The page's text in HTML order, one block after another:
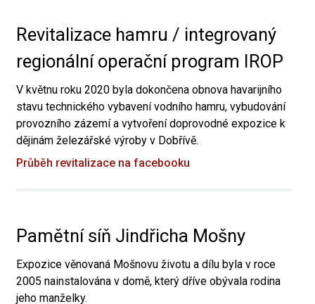
Revitalizace hamru / integrovaný
regionální operační program IROP
V květnu roku 2020 byla dokončena obnova havarijního
stavu technického vybavení vodního hamru, vybudování
provozního zázemí a vytvoření doprovodné expozice k
dějinám železářské výroby v Dobřívě.
Průběh revitalizace na facebooku
Pamětní síň Jindřicha Mošny
Expozice věnovaná Mošnovu životu a dílu byla v roce
2005 nainstalována v domě, který dříve obývala rodina
jeho manželky.